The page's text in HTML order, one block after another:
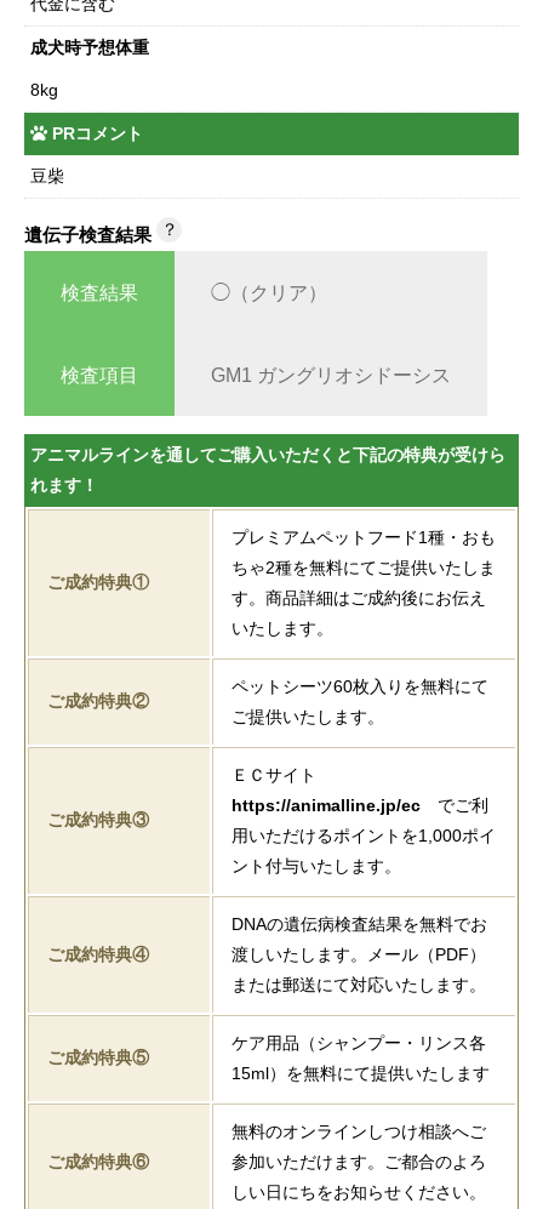
代金に含む
成犬時予想体重
8kg
PRコメント
豆柴
遺伝子検査結果 ？
検査結果 ◯（クリア）
検査項目 GM1 ガングリオシドーシス
アニマルラインを通してご購入いただくと下記の特典が受けら
れます！
ご成約特典①
プレミアムペットフード1種・おも
ちゃ2種を無料にてご提供いたしま
す。商品詳細はご成約後にお伝え
いたします。
ご成約特典②
ペットシーツ60枚入りを無料にて
ご提供いたします。
ご成約特典③
ＥＣサイト
https://animalline.jp/ec でご利
用いただけるポイントを1,000ポイ
ント付与いたします。
ご成約特典④
DNAの遺伝病検査結果を無料でお
渡しいたします。メール（PDF）
または郵送にて対応いたします。
ご成約特典⑤
ケア用品（シャンプー・リンス各
15ml）を無料にて提供いたします
ご成約特典⑥
無料のオンラインしつけ相談へご
参加いただけます。ご都合のよろ
しい日にちをお知らせください。